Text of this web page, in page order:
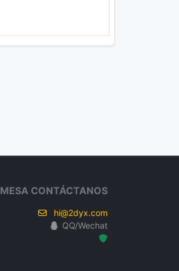
MESA CONTÁCTANOS
hi@2dyx.com
QQ/Wechat